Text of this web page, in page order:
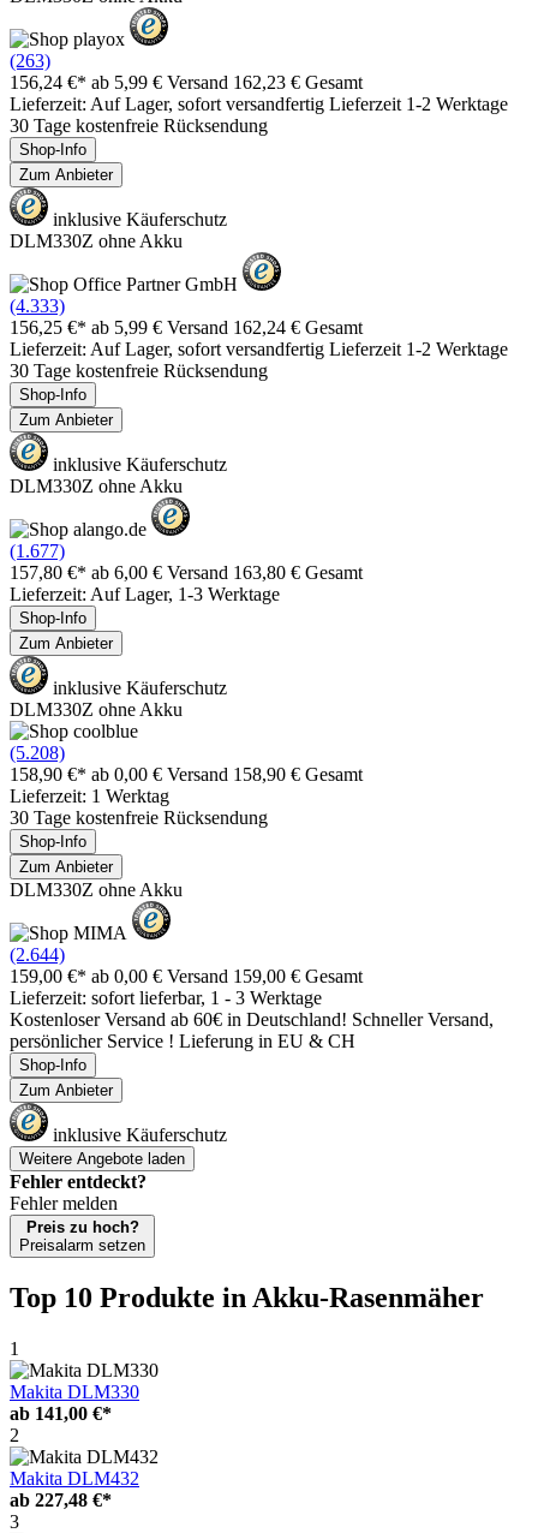
(263)
156,24 €* ab 5,99 € Versand 162,23 € Gesamt
Lieferzeit: Auf Lager, sofort versandfertig Lieferzeit 1-2 Werktage
30 Tage kostenfreie Rücksendung
Shop-Info
Zum Anbieter
inklusive Käuferschutz
DLM330Z ohne Akku
(4.333)
156,25 €* ab 5,99 € Versand 162,24 € Gesamt
Lieferzeit: Auf Lager, sofort versandfertig Lieferzeit 1-2 Werktage
30 Tage kostenfreie Rücksendung
Shop-Info
Zum Anbieter
inklusive Käuferschutz
DLM330Z ohne Akku
(1.677)
157,80 €* ab 6,00 € Versand 163,80 € Gesamt
Lieferzeit: Auf Lager, 1-3 Werktage
Shop-Info
Zum Anbieter
inklusive Käuferschutz
DLM330Z ohne Akku
(5.208)
158,90 €* ab 0,00 € Versand 158,90 € Gesamt
Lieferzeit: 1 Werktag
30 Tage kostenfreie Rücksendung
Shop-Info
Zum Anbieter
DLM330Z ohne Akku
(2.644)
159,00 €* ab 0,00 € Versand 159,00 € Gesamt
Lieferzeit: sofort lieferbar, 1 - 3 Werktage
Kostenloser Versand ab 60€ in Deutschland! Schneller Versand,
persönlicher Service ! Lieferung in EU & CH
Shop-Info
Zum Anbieter
inklusive Käuferschutz
Weitere Angebote laden
Fehler entdeckt?
Fehler melden
Preis zu hoch?
Preisalarm setzen
Top 10 Produkte in Akku-Rasenmäher
1
Makita DLM330
ab 141,00 €*
2
Makita DLM432
ab 227,48 €*
3